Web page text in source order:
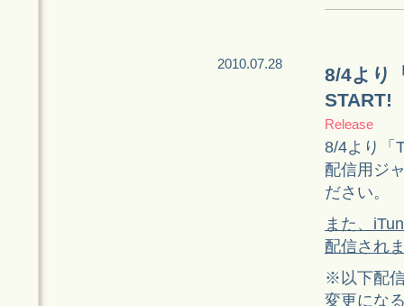
2010.07.28
8/4より
START!
Release
8/4より「
配信用ジ
ださい。
また、
配信され
※以下配
変更にな